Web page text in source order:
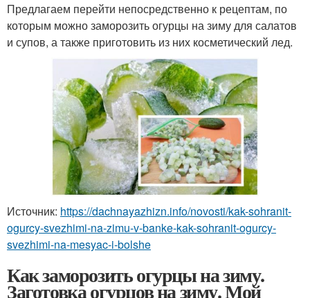
Предлагаем перейти непосредственно к рецептам, по
которым можно заморозить огурцы на зиму для салатов
и супов, а также приготовить из них косметический лед.
Источник: https://dachnayazhizn.info/novosti/kak-sohranit-
ogurcy-svezhimi-na-zimu-v-banke-kak-sohranit-ogurcy-
svezhimi-na-mesyac-i-bolshe
Как заморозить огурцы на зиму.
Заготовка огурцов на зиму. Мой